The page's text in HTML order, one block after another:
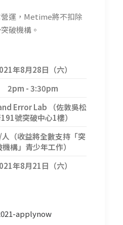
運，Metime將不扣除
破機構。
年8月28日（六）
2pm - 3:30pm
Error Lab （佐敦吳松
號突破中心1樓）
（收益將全數支持「突
機構」青少年工作）
年8月21日（六）
applynow